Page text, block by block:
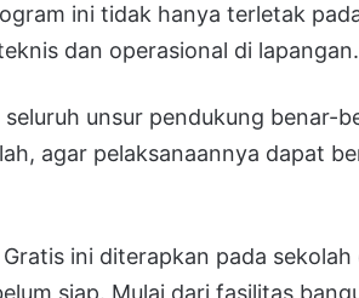
ini tidak hanya terletak
dan operasional di lapangan.
unsur pendukung benar-
agar pelaksanaannya dapat
ini diterapkan pada sekolah
siap. Mulai dari fasilitas